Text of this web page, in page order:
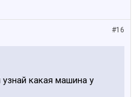
#16
какая машина у